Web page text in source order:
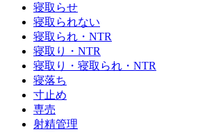
寝取らせ
寝取られない
寝取られ・NTR
寝取り・NTR
寝取り・寝取られ・NTR
寝落ち
寸止め
専売
射精管理